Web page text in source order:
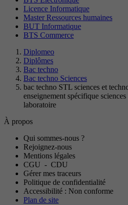
Licence Informatique
Master Ressources humaines
BUT Informatique
BTS Commerce
Diplomeo
Diplômes
Bac techno
Bac techno Sciences
bac techno STL sciences et
enseignement spécifique
laboratoire
À propos
Qui sommes-nous ?
Rejoignez-nous
Mentions légales
CGU - CDU
Gérer mes traceurs
Politique de confidentialité
Accessibilité : Non conforme
Plan de site